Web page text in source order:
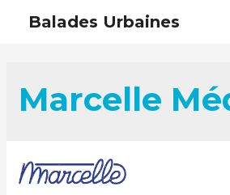
Balades Urbaines
Marcelle